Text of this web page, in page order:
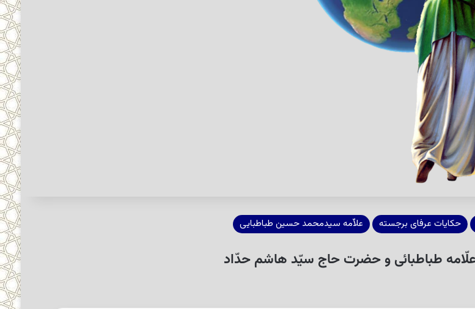
حکایات عرفای برجسته علاّمه سیدمحمد حسین طباطبایی
علّامه طباطبائى و حضرت حاج سیّد هاشم حدّاد